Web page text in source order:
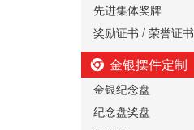
先进集体奖牌
奖励证书 / 荣誉证书
金银摆件定制
金银纪念盘
纪念盘奖盘